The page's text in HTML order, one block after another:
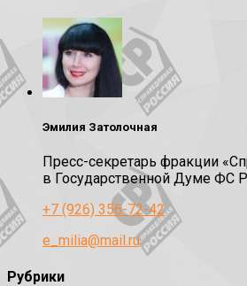
Эмилия Затолочная
Пресс-секретарь фракции
в Государственной Думе ФС
+7 (926) 356-72-42
e_milia@mail.ru
Рубрики